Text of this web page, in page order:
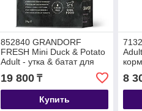
852840 GRANDORF
FRESH Mini Duck & Potato
Adult - утка & батат для
мини от 1 года уп. 3 кг
19 800₸
Купить
8